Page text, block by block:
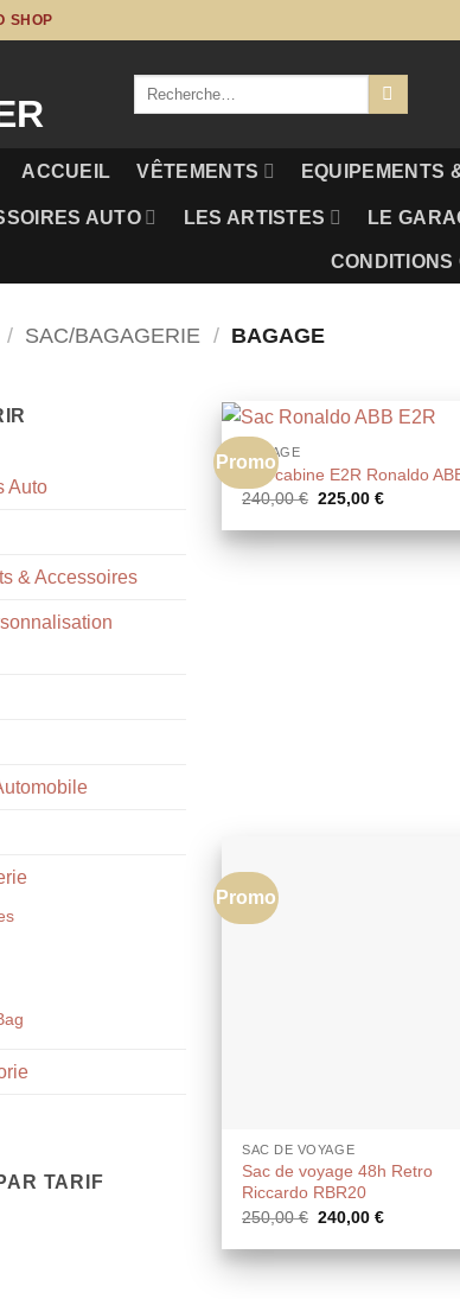
SHOP
Recherche
ACCUEIL VÊTEMENTS EQUIPEMENTS
AUTO LES ARTISTES LE
CONDITIONS
/ SAC/BAGAGERIE / BAGAGE
Auto
& Accessoires
TARIF
PromoBAGAGE
Sac cabine E2R Ronaldo
240,00€ Le
initial
était :
225,00€Le
actuel
est :
Promo
SAC DE VOYAGE
Sac de voyage 48h Retro
Riccardo RBR20
250,00€ Le
initial
était :
240,00€Le
actuel
est :